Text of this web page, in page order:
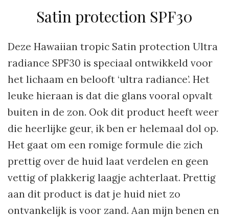
Satin protection SPF30
Deze Hawaiian tropic Satin protection Ultra
radiance SPF30 is speciaal ontwikkeld voor
het lichaam en belooft ‘ultra radiance’. Het
leuke hieraan is dat die glans vooral opvalt
buiten in de zon. Ook dit product heeft weer
die heerlijke geur, ik ben er helemaal dol op.
Het gaat om een romige formule die zich
prettig over de huid laat verdelen en geen
vettig of plakkerig laagje achterlaat. Prettig
aan dit product is dat je huid niet zo
ontvankelijk is voor zand. Aan mijn benen en